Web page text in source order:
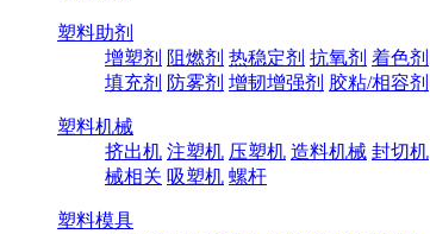
塑料助剂
增塑剂 阻燃剂 热稳定剂 抗氧剂 着色剂
填充剂 防雾剂 增韧增强剂 胶粘/相容剂
塑料机械
挤出机 注塑机 压塑机 造料机械 封切机
械相关 吸塑机 螺杆
塑料模具